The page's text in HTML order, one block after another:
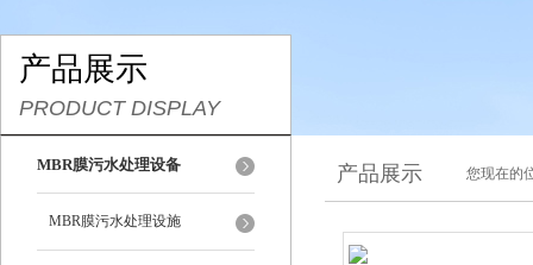
产品展示
PRODUCT DISPLAY
MBR膜污水处理设备
MBR膜污水处理设施
产品展示 您现在的